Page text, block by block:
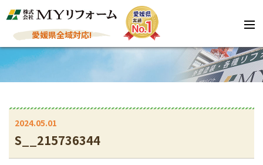
愛媛県全域対応!
2024.05.01
S__215736344